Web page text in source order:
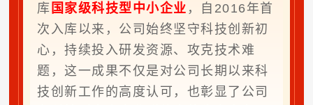
库 国家级科技型中小企业 ，自2016年首
次入库以来，公司始终坚守科技创新初
心，持续投入研发资源、攻克技术难
题，这一成果不仅是对公司长期以来科
技创新工作的高度认可，也彰显了公司